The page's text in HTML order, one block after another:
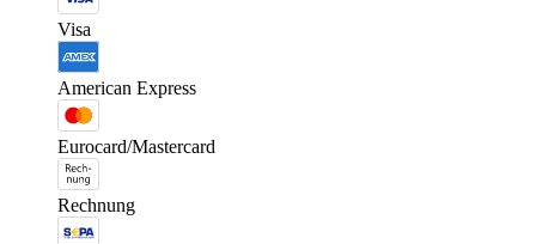
Visa
American Express
Eurocard/Mastercard
Rechnung